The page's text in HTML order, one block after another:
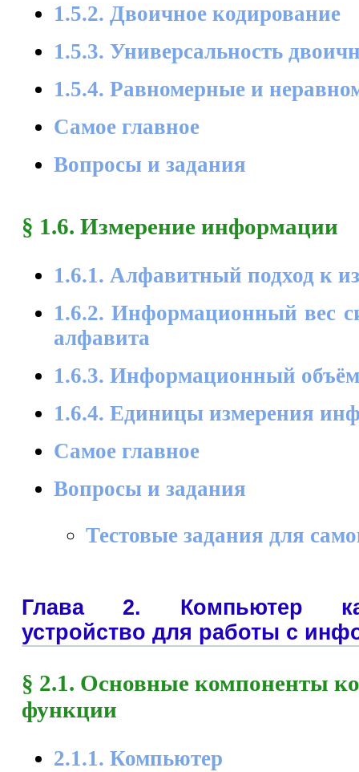
1.5.2. Двоичное кодирование
1.5.3. Универсальность
1.5.4. Равномерные и
Самое главное
Вопросы и задания
§ 1.6. Измерение информации
1.6.1. Алфавитный подход к
1.6.2. Информационный вес
алфавита
1.6.3. Информационный
1.6.4. Единицы измерения
Самое главное
Вопросы и задания
Тестовые задания для
Глава 2. Компьютер
устройство для работы с
§ 2.1. Основные компоненты
функции
2.1.1. Компьютер